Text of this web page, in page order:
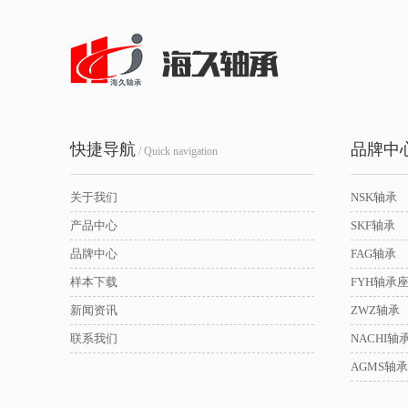
快捷导航 / Quick navigation
关于我们
产品中心
品牌中心
样本下载
新闻资讯
联系我们
品牌中
NSK轴承
SKF轴承
FAG轴承
FYH轴承座
ZWZ轴承
NACHI轴
AGMS轴承